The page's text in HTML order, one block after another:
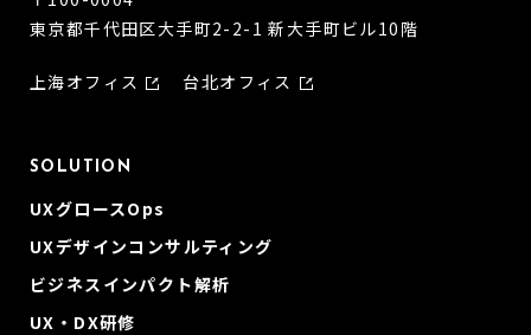
東京都千代田区大手町2-2-1 新大手町ビル10階
上海オフィス 台北オフィス
SOLUTION
UXグロースOps
UXデザインコンサルティング
ビジネスインパクト解析
UX・DX研修